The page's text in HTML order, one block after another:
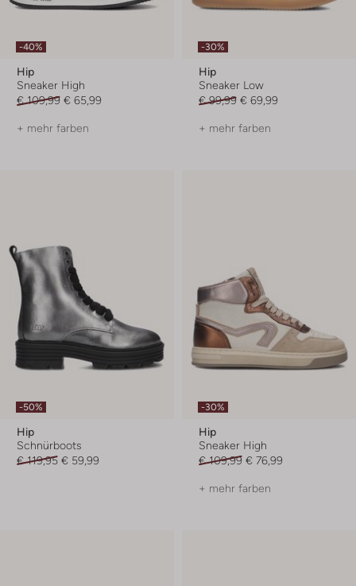
-40%
Hip
Sneaker High
€ 109,99 € 65,99
+ mehr farben
-30%
Hip
Sneaker Low
€ 99,99 € 69,99
+ mehr farben
-50%
Hip
Schnürboots
€ 119,95 € 59,99
-30%
Hip
Sneaker High
€ 109,99 € 76,99
+ mehr farben